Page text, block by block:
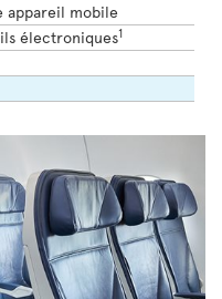
appareil mobile
électroniques1